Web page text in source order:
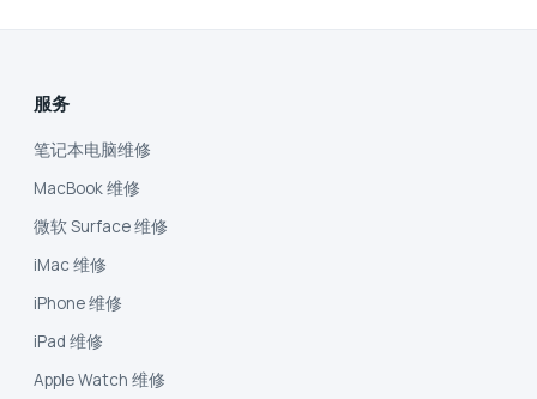
服务
笔记本电脑维修
MacBook 维修
微软 Surface 维修
iMac 维修
iPhone 维修
iPad 维修
Apple Watch 维修